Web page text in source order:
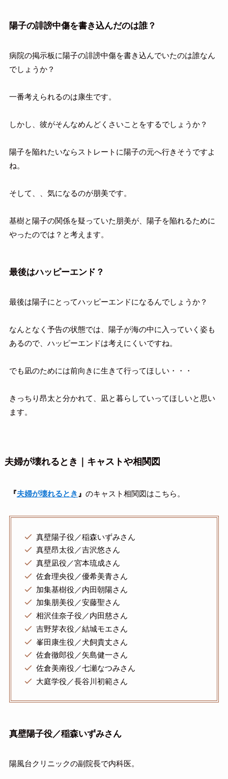
陽子の誹謗中傷を書き込んだのは誰？
病院の掲示板に陽子の誹謗中傷を書き込んでいたのは誰なん
でしょうか？
一番考えられるのは康生です。
しかし、彼がそんなめんどくさいことをするでしょうか？
陽子を陥れたいならストレートに陽子の元へ行きそうですよ
ね。
そして、、気になるのが朋美です。
基樹と陽子の関係を疑っていた朋美が、陽子を陥れるために
やったのでは？と考えます。
最後はハッピーエンド？
最後は陽子にとってハッピーエンドになるんでしょうか？
なんとなく予告の状態では、陽子が海の中に入っていく姿も
あるので、ハッピーエンドは考えにくいですね。
でも凪のためには前向きに生きて行ってほしい・・・
きっちり昂太と分かれて、凪と暮らしていってほしいと思い
ます。
夫婦が壊れるとき｜キャストや相関図
『夫婦が壊れるとき 』 のキャスト相関図はこちら。
真壁陽子役／稲森いずみさん
真壁昂太役／吉沢悠さん
真壁凪役／宮本琉成さん
佐倉理央役／優希美青さん
加集基樹役／内田朝陽さん
加集朋美役／安藤聖さん
相沢佳奈子役／内田慈さん
吉野芽衣役／結城モエさん
峯田康生役／犬飼貴丈さん
佐倉徹郎役／矢島健一さん
佐倉美南役／七瀬なつみさん
大庭学役／長谷川初範さん
真壁陽子役／稲森いずみさん
陽風台クリニックの副院長で内科医。